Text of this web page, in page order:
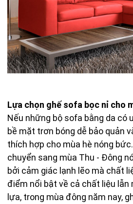
Lựa chọn ghế sofa bọc nỉ cho
Nếu những bộ sofa bằng da có
bề mặt trơn bóng dễ bảo quản
thích hợp cho mùa hè nóng
chuyển sang mùa Thu - Đông
bởi cảm giác lạnh lẽo mà chất
điểm nổi bật về cả chất liệu lẫn
lựa, trong mùa đông năm nay,